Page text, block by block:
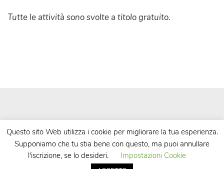
Tutte le attività sono svolte a titolo gratuito.
| Powered byWordPress| Theme byTheBootstrapThemes
Questo sito Web utilizza i cookie per migliorare la tua esperienza.
Supponiamo che tu stia bene con questo, ma puoi annullare
l'iscrizione, se lo desideri.
Impostazioni Cookie